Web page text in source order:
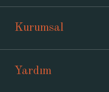
Kurumsal
Yardım